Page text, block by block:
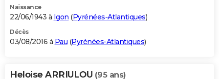
Naissance
22/06/1943 à Igon (Pyrénées-Atlantiques)
Décès
03/08/2016 à Pau (Pyrénées-Atlantiques)
Heloise ARRIULOU (95 ans)